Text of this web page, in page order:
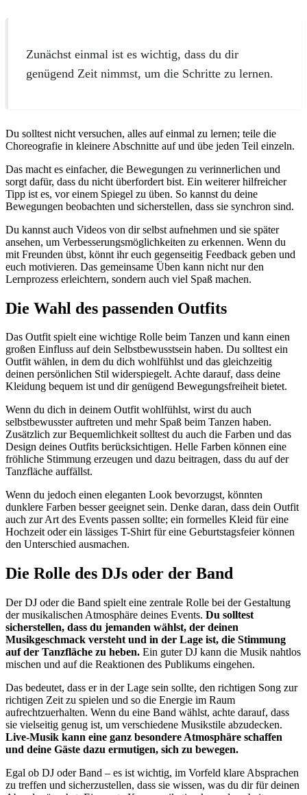
Zunächst einmal ist es wichtig, dass du dir
genügend Zeit nimmst, um die Schritte zu lernen.
Du solltest nicht versuchen, alles auf einmal zu lernen; teile die
Choreografie in kleinere Abschnitte auf und übe jeden Teil einzeln.
Das macht es einfacher, die Bewegungen zu verinnerlichen und
sorgt dafür, dass du nicht überfordert bist. Ein weiterer hilfreicher
Tipp ist es, vor einem Spiegel zu üben. So kannst du deine
Bewegungen beobachten und sicherstellen, dass sie synchron sind.
Du kannst auch Videos von dir selbst aufnehmen und sie später
ansehen, um Verbesserungsmöglichkeiten zu erkennen. Wenn du
mit Freunden übst, könnt ihr euch gegenseitig Feedback geben und
euch motivieren. Das gemeinsame Üben kann nicht nur den
Lernprozess erleichtern, sondern auch viel Spaß machen.
Die Wahl des passenden Outfits
Das Outfit spielt eine wichtige Rolle beim Tanzen und kann einen
großen Einfluss auf dein Selbstbewusstsein haben. Du solltest ein
Outfit wählen, in dem du dich wohlfühlst und das gleichzeitig
deinen persönlichen Stil widerspiegelt. Achte darauf, dass deine
Kleidung bequem ist und dir genügend Bewegungsfreiheit bietet.
Wenn du dich in deinem Outfit wohlfühlst, wirst du auch
selbstbewusster auftreten und mehr Spaß beim Tanzen haben.
Zusätzlich zur Bequemlichkeit solltest du auch die Farben und das
Design deines Outfits berücksichtigen. Helle Farben können eine
fröhliche Stimmung erzeugen und dazu beitragen, dass du auf der
Tanzfläche auffällst.
Wenn du jedoch einen eleganten Look bevorzugst, könnten
dunklere Farben besser geeignet sein. Denke daran, dass dein Outfit
auch zur Art des Events passen sollte; ein formelles Kleid für eine
Hochzeit oder ein lässiges T-Shirt für eine Geburtstagsfeier können
den Unterschied ausmachen.
Die Rolle des DJs oder der Band
Der DJ oder die Band spielt eine zentrale Rolle bei der Gestaltung
der musikalischen Atmosphäre deines Events. Du solltest
sicherstellen, dass du jemanden wählst, der deinen
Musikgeschmack versteht und in der Lage ist, die Stimmung
auf der Tanzfläche zu heben. Ein guter DJ kann die Musik nahtlos
mischen und auf die Reaktionen des Publikums eingehen.
Das bedeutet, dass er in der Lage sein sollte, den richtigen Song zur
richtigen Zeit zu spielen und so die Energie im Raum
aufrechtzuerhalten. Wenn du eine Band wählst, achte darauf, dass
sie vielseitig genug ist, um verschiedene Musikstile abzudecken.
Live-Musik kann eine ganz besondere Atmosphäre schaffen
und deine Gäste dazu ermutigen, sich zu bewegen.
Egal ob DJ oder Band – es ist wichtig, im Vorfeld klare Absprachen
zu treffen und sicherzustellen, dass sie wissen, was du dir für deinen